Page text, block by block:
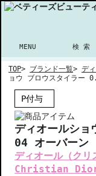
MENU 検 索
TOP> ブランド一覧> デ
ョウ ブロウスタイラー
P付与
ディオールシ
04 オーバーン
ディオール（ク
Christian